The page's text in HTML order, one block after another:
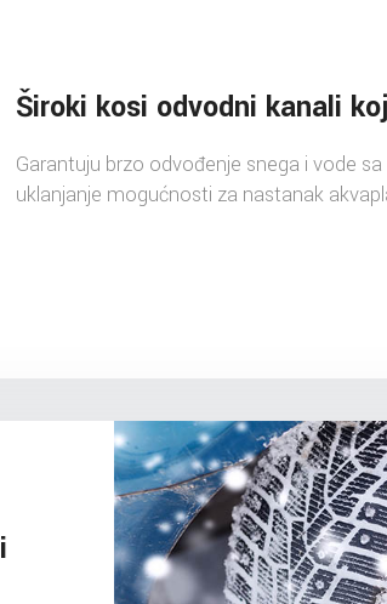
Široki kosi odvodni kanali
Garantuju brzo odvođenje snega i vode
uklanjanje mogućnosti za nastanak